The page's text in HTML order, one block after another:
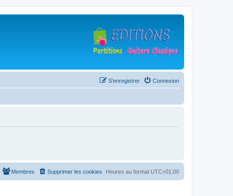
Connexion
S’enregistrer
Heures au format UTC+01:00
Supprimer les cookies
Membres